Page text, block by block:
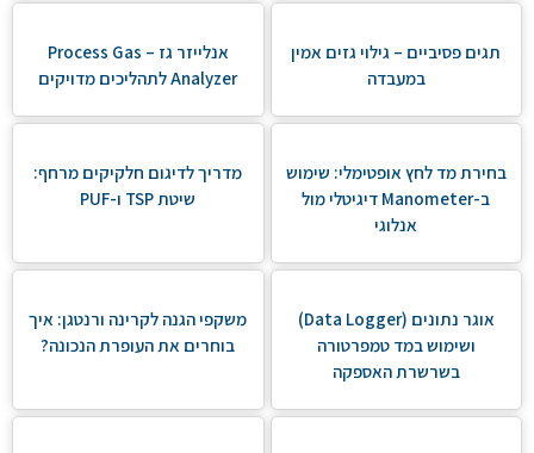
תגים פסיביים – גילוי גזים אמין
במעבדה
אנלייזר גז – Process Gas
Analyzer לתהליכים מדויקים
בחירת מד לחץ אופטימלי: שימוש
ב-Manometer דיגיטלי מול
אנלוגי
מדריך לדיגום חלקיקים מרחף:
שיטת TSP ו-PUF
אוגר נתונים (Data Logger)
ושימוש במד טמפרטורה
בשרשרת האספקה
משקפי הגנה לקרינה ורנטגן: איך
בוחרים את העופרת הנכונה?